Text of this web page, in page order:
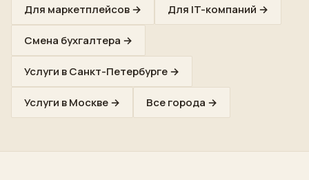
Для маркетплейсов→ Для IT-компаний →
Смена бухгалтера →
Услуги в Санкт-Петербурге→
Услуги в Москве→ Все города →